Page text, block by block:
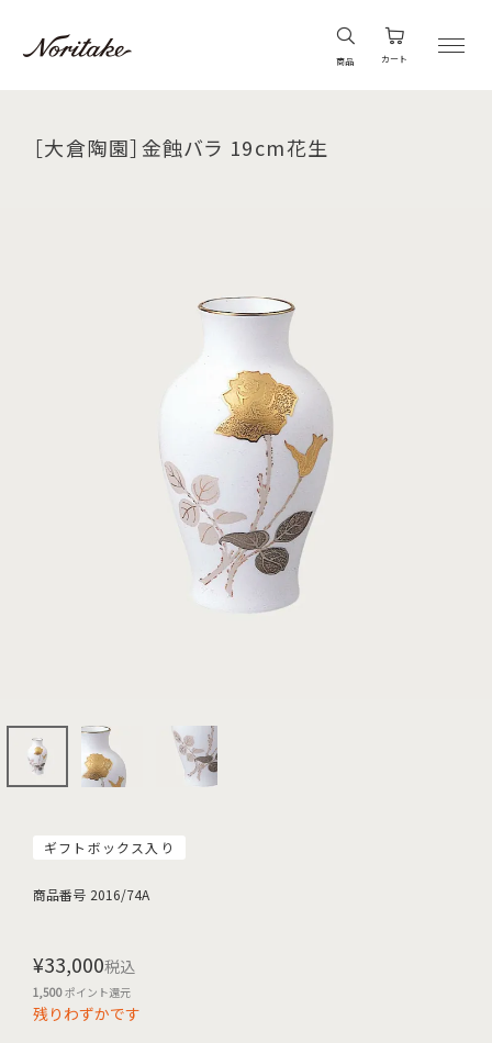
商品 カート
［大倉陶園］金蝕バラ 19cm花生
ギフトボックス入り
商品番号 2016/74A
¥33,000税込
1,500ポイント還元
残りわずかです